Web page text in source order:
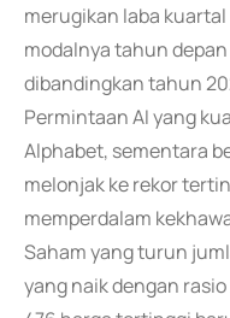
merugikan laba
modalnya tahun
dibandingkan tahun
Permintaan AI yang
Alphabet, sementara
melonjak ke rekor
memperdalam
Saham yang turun
yang naik dengan rasio